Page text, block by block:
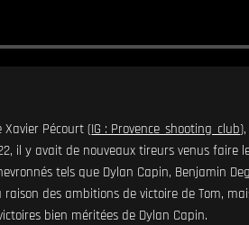
Pécourt (IG : Provence_shooting_club
il y avait de nouveaux tireurs venus faire
tels que Dylan Capin, Benjamin
raison des ambitions de victoire de Tom,
bien méritées de Dylan Capin.